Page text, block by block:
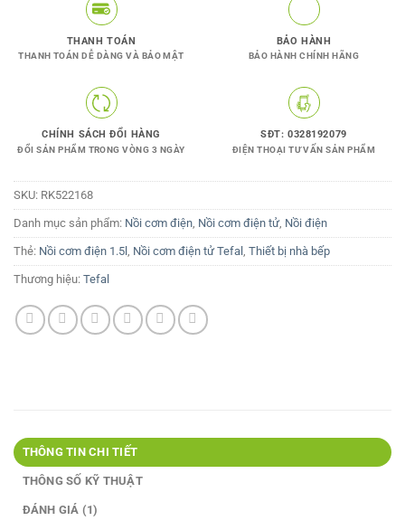
THANH TOÁN
THANH TOÁN DỄ DÀNG VÀ BẢO MẬT
BẢO HÀNH
BẢO HÀNH CHÍNH HÃNG
CHÍNH SÁCH ĐỔI HÀNG
ĐỔI SẢN PHẨM TRONG VÒNG 3 NGÀY
SĐT: 0328192079
ĐIỆN THOẠI TƯ VẤN SẢN PHẨM
SKU: RK522168
Danh mục sản phẩm: Nồi cơm điện, Nồi cơm điện tử, Nồi điện
Thẻ: Nồi cơm điện 1.5l , Nồi cơm điện tử Tefal , Thiết bị nhà bếp
Thương hiệu: Tefal
THÔNG TIN CHI TIẾT
THÔNG SỐ KỸ THUẬT
ĐÁNH GIÁ (1)